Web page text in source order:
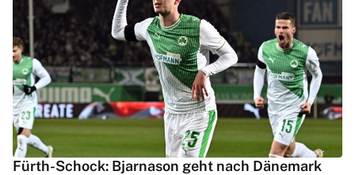
Fürth-Schock: Bjarnason geht nach Dänemark